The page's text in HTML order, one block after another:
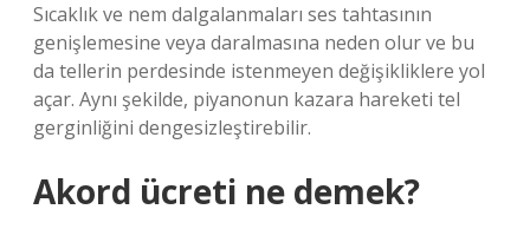
Sıcaklık ve nem dalgalanmaları ses tahtasının
genişlemesine veya daralmasına neden olur ve bu
da tellerin perdesinde istenmeyen değişikliklere yol
açar. Aynı şekilde, piyanonun kazara hareketi tel
gerginliğini dengesizleştirebilir.
Akord ücreti ne demek?